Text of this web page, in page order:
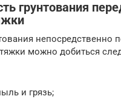
грунтования
непосредственно
можно добиться
и грязь;